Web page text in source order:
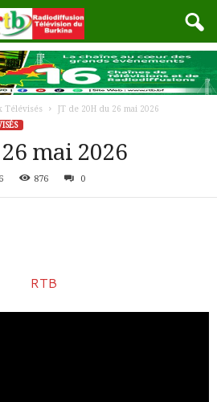
Télévisés
JT de 20H du 26 mai 2026
mai 2026
876 0